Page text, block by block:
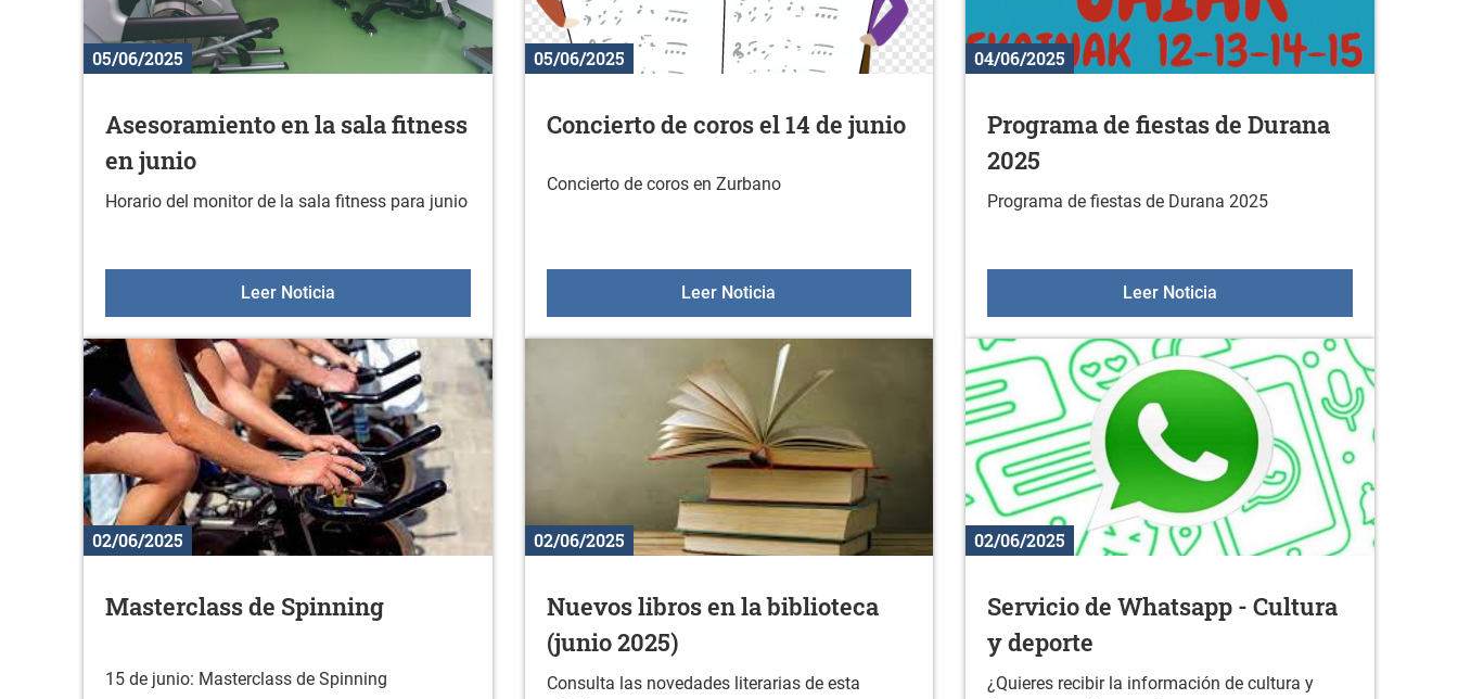
05/06/2025
Asesoramiento en la sala fitness
en junio
Horario del monitor de la sala fitness para junio
Leer NoticiaAsesoramiento en la sala fitness en junio
05/06/2025
Concierto de coros el 14 de junio
Concierto de coros en Zurbano
Leer Noticia
04/06/2025
Programa de fiestas de Durana
2025
Programa de fiestas de Durana 2025
Leer Noticia
02/06/2025
Masterclass de Spinning
15 de junio: Masterclass de Spinning
02/06/2025
Nuevos libros en la biblioteca
(junio 2025)
Consulta las novedades literarias de esta
02/06/2025
Servicio de Whatsapp - Cultura
y deporte
¿Quieres recibir la información de cultura y